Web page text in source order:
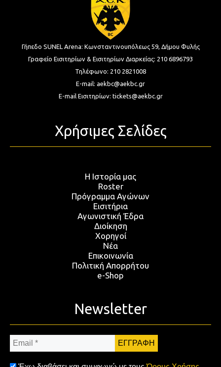
Γήπεδο SUNEL Arena: Κωνσταντινουπόλεως 59, Δήμου Φυλής
Γραφείο Εισιτηρίων & Εισιτηρίων Διαρκείας: 210 6896793
Τηλέφωνο: 210 2821008
E-mail: aekbc@aekbc.gr
E-mail Εισιτηρίων: tickets@aekbc.gr
Χρήσιμες Σελίδες
Η Ιστορία μας
Roster
Πρόγραμμα Αγώνων
Εισιτήρια
Αγωνιστική Έδρα
Διοίκηση
Χορηγοί
Νέα
Επικοινωνία
Πολιτική Απορρήτου
e-Shop
Newsletter
Email
*